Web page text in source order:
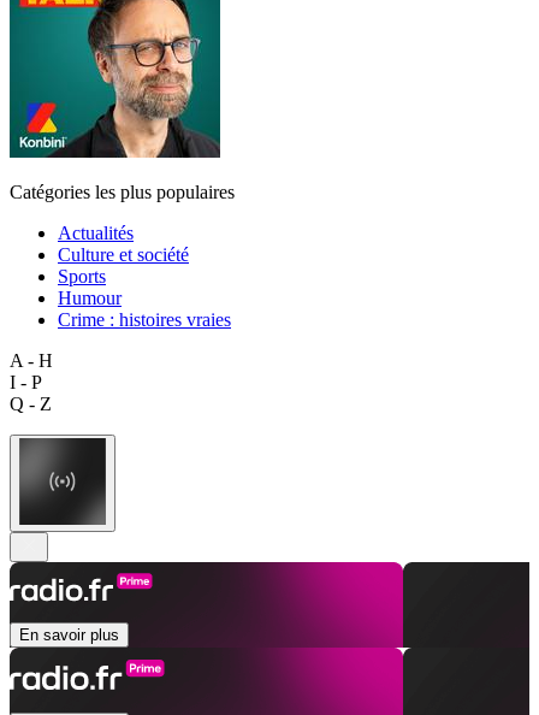
Catégories les plus populaires
Actualités
Culture et société
Sports
Humour
Crime : histoires vraies
A - H
I - P
Q - Z
En savoir plus